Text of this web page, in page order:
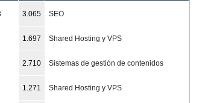
3.065 SEO
1.697 Shared Hosting y VPS
2.710 Sistemas de gestión de contenidos
1.271 Shared Hosting y VPS